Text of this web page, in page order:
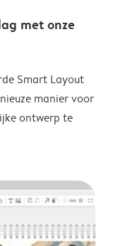
met onze
Smart Layout
manier voor
ontwerp te